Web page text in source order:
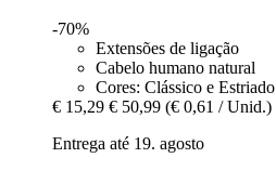
-70%
Extensões de ligação
Cabelo humano natural
Cores: Clássico e Estriado
€ 15,29 € 50,99 (€ 0,61 / Unid.)
Entrega até 19. agosto